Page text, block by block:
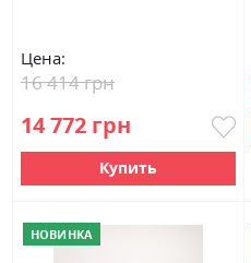
Цена:
14 772 грн
16 414 грн
Купить
НОВИНКА